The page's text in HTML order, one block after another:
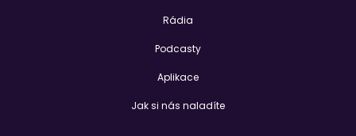
Rádia
Podcasty
Aplikace
Jak si nás naladíte